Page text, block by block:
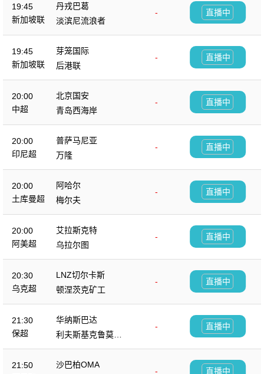
19:45
新加坡联
丹戎巴葛
-
淡滨尼流浪者
直播中
19:45
新加坡联
芽笼国际
-
后港联
直播中
20:00
中超
北京国安
-
青岛西海岸
直播中
20:00
印尼超
普萨马尼亚
-
万隆
直播中
20:00
土库曼超
阿哈尔
-
梅尔夫
直播中
20:00
阿美超
艾拉斯克特
-
乌拉尔图
直播中
20:30
乌克超
LNZ切尔卡斯
-
顿涅茨克矿工
直播中
21:30
保超
华纳斯巴达
-
利夫斯基克鲁莫夫
格勒
直播中
21:50
沙巴柏OMA
-
直播中